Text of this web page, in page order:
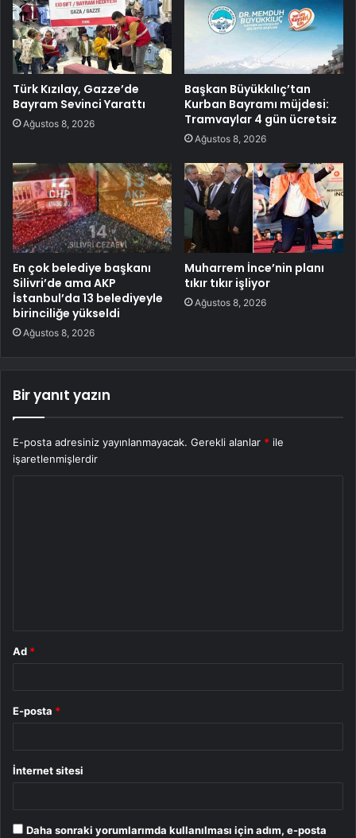
Türk Kızılay, Gazze’de
Bayram Sevinci Yarattı
Ağustos 8, 2026
Başkan Büyükkılıç’tan
Kurban Bayramı müjdesi:
Tramvaylar 4 gün ücretsiz
Ağustos 8, 2026
En çok belediye başkanı
Silivri’de ama AKP
İstanbul’da 13 belediyeyle
birinciliğe yükseldi
Ağustos 8, 2026
Muharrem İnce’nin planı
tıkır tıkır işliyor
Ağustos 8, 2026
Bir yanıt yazın
E-posta adresiniz yayınlanmayacak. Gerekli alanlar * ile
işaretlenmişlerdir
Ad *
E-posta *
İnternet sitesi
Daha sonraki yorumlarımda kullanılması için adım, e-posta